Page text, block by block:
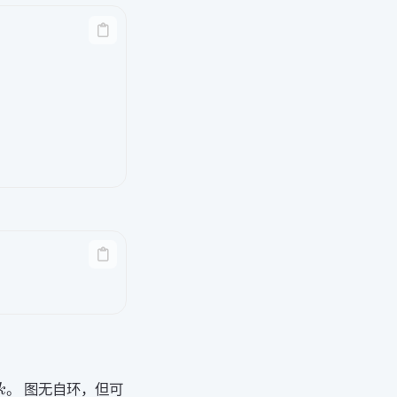
。 图无自环，但可